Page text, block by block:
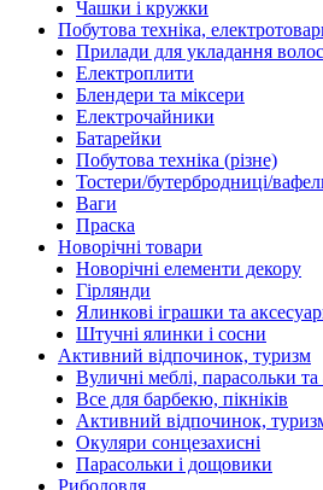
Чашки і кружки
Побутова техніка,
Прилади для укладання
Електроплити
Блендери та міксери
Електрочайники
Батарейки
Побутова техніка (різне)
Тостери/бутербродниці/
Ваги
Праска
Новорічні товари
Новорічні елементи декору
Гірлянди
Ялинкові іграшки та
Штучні ялинки і сосни
Активний відпочинок, туризм
Вуличні меблі, парасольки та
Все для барбекю, пікніків
Активний відпочинок,
Окуляри сонцезахисні
Парасольки і дощовики
Риболовля